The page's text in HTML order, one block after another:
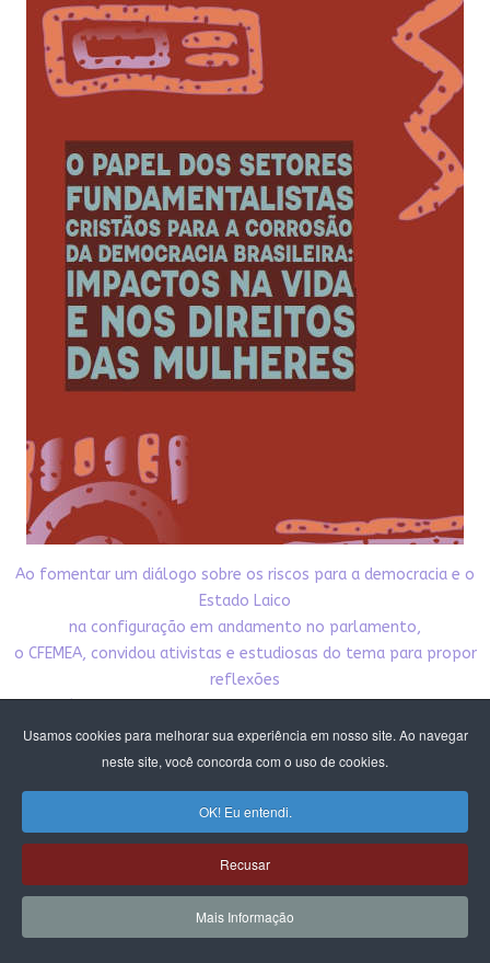
Usamos cookies para melhorar sua experiência em nosso site. Ao navegar
neste site, você concorda com o uso de cookies.
OK! Eu entendi.
Recusar
Mais Informação
Ao fomentar um diálogo sobre os riscos para a democracia e o
Estado Laico
na configuração em andamento no parlamento,
o CFEMEA, convidou ativistas e estudiosas do tema para propor
reflexões
e possíveis brechas para atuação coletiva, visto que o debate
da laicidade
está intrinsecamente ligado à autonomia sexual das mulheres
Nesta publicação damos acesso público aos textos
produzidos pelo debate. Esperamos que
contribua para nossa incidência pela democracia,
pelo Estado laico e pelos direitos das mulheres e meninas.
CLIQUE E BAIXE A PUBLICAÇÃO